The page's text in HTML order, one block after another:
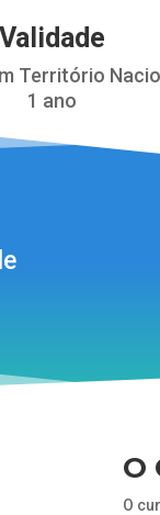
Validade
Território
1 ano
O
O